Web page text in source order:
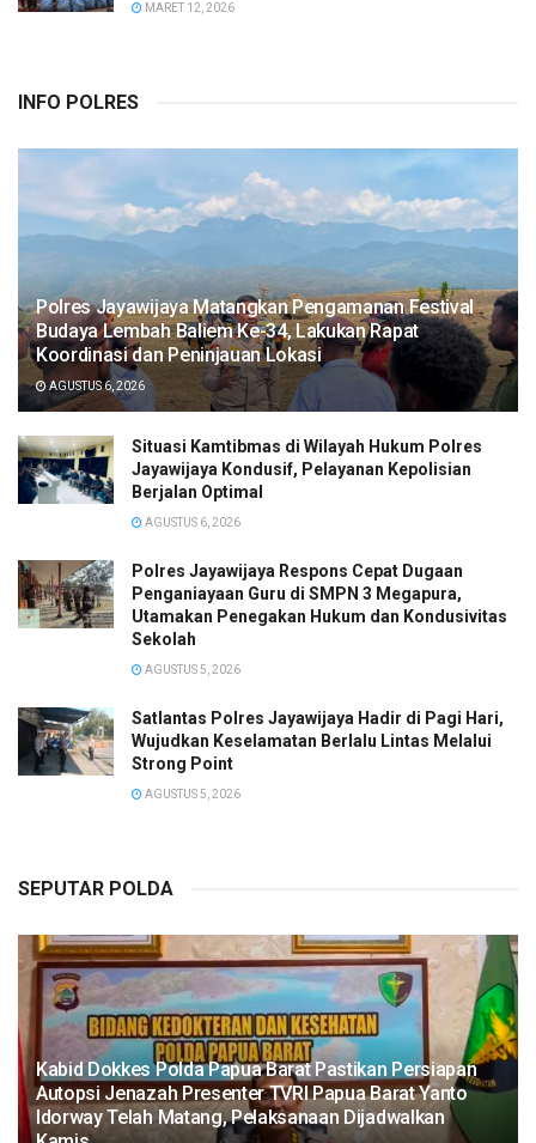
MARET 12, 2026
INFO POLRES
Polres Jayawijaya Matangkan Pengamanan Festival
Budaya Lembah Baliem Ke-34, Lakukan Rapat
Koordinasi dan Peninjauan Lokasi
AGUSTUS 6, 2026
Situasi Kamtibmas di Wilayah Hukum Polres
Jayawijaya Kondusif, Pelayanan Kepolisian
Berjalan Optimal
AGUSTUS 6, 2026
Polres Jayawijaya Respons Cepat Dugaan
Penganiayaan Guru di SMPN 3 Megapura,
Utamakan Penegakan Hukum dan Kondusivitas
Sekolah
AGUSTUS 5, 2026
Satlantas Polres Jayawijaya Hadir di Pagi Hari,
Wujudkan Keselamatan Berlalu Lintas Melalui
Strong Point
AGUSTUS 5, 2026
SEPUTAR POLDA
Kabid Dokkes Polda Papua Barat Pastikan Persiapan
Autopsi Jenazah Presenter TVRI Papua Barat Yanto
Idorway Telah Matang, Pelaksanaan Dijadwalkan